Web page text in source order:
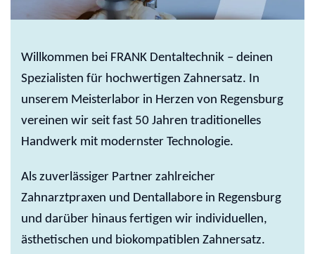
Willkommen bei FRANK Dentaltechnik – deinen
Spezialisten für hochwertigen Zahnersatz. In
unserem Meisterlabor in Herzen von Regensburg
vereinen wir seit fast 50 Jahren traditionelles
Handwerk mit modernster Technologie.
Als zuverlässiger Partner zahlreicher
Zahnarztpraxen und Dentallabore in Regensburg
und darüber hinaus fertigen wir individuellen,
ästhetischen und biokompatiblen Zahnersatz.